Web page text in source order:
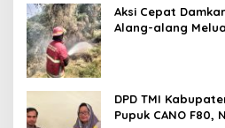
Aksi Cepat
Alang-alang
DPD TMI
Pupuk CANO F80,